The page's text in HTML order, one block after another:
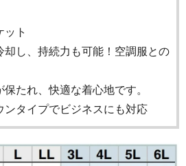
ット
却し、持続力も可能！空調服との
保たれ、快適な着心地です。
ンタイプでビジネスにも対応